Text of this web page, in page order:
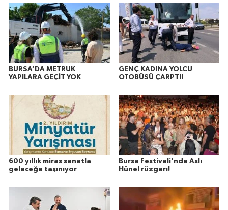
BURSA’DA METRUK
YAPILARA GEÇİT YOK
GENÇ KADINA YOLCU
OTOBÜSÜ ÇARPTI!
600 yıllık miras sanatla
geleceğe taşınıyor
Bursa Festivali'nde Aslı
Hünel rüzgarı!